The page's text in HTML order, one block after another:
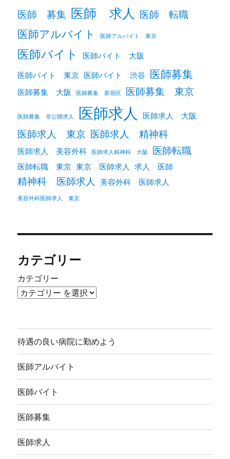
医師 募集 医師 求人 医師 転職
医師アルバイト 医師アルバイト 東京
医師バイト
医師バイト 大阪
医師バイト 東京 医師バイト 渋谷 医師募集
医師募集 大阪 医師募集 新宿区 医師募集 東京
医師募集 非公開求人 医師求人 医師求人 大阪
医師求人 東京 医師求人 精神科
医師求人 美容外科 医師求人精神科 大阪 医師転職
医師転職 東京 東京 医師求人 求人 医師
精神科 医師求人 美容外科 医師求人
美容外科医師求人 東京
カテゴリー
カテゴリー
待遇の良い病院に勤めよう
医師アルバイト
医師バイト
医師募集
医師求人